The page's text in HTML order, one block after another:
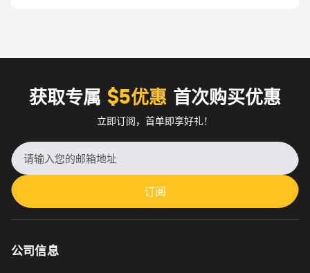
获取专属 $5优惠 首次购买优惠
立即订阅，首单即享好礼！
订阅
公司信息